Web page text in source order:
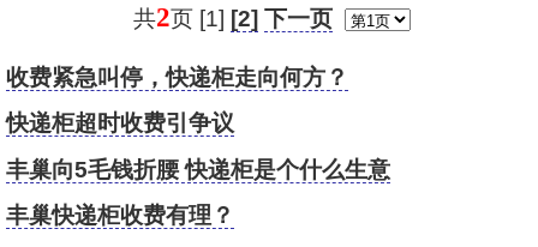
共2页 [1] [2] 下一页
收费紧急叫停，快递柜走向何方？
快递柜超时收费引争议
丰巢向5毛钱折腰 快递柜是个什么生意
丰巢快递柜收费有理？